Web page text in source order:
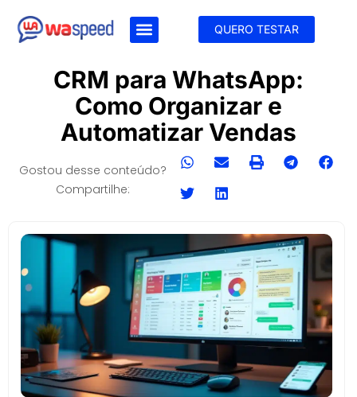
QUERO TESTAR
CRM para WhatsApp:
Como Organizar e
Automatizar Vendas
Gostou desse conteúdo?
Compartilhe: